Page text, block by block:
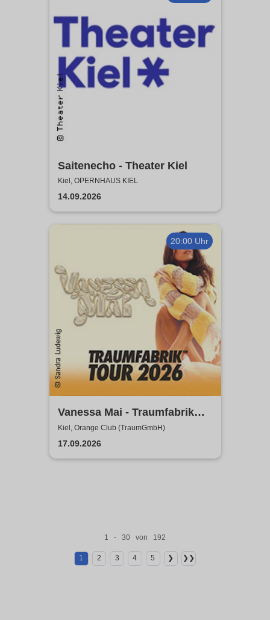
Saitenecho - Theater Kiel
Kiel, OPERNHAUS KIEL
14.09.2026
20:00 Uhr
Vanessa Mai - Traumfabrik
Tour 2026
Kiel, Orange Club (TraumGmbH)
17.09.2026
1 - 30 von 192
1 2 3 4 5 ❯ ❯❯